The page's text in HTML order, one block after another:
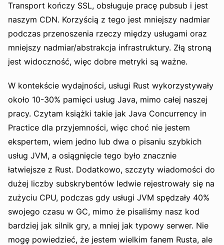
Transport kończy SSL, obsługuje pracę pubsub i jest
naszym CDN. Korzyścią z tego jest mniejszy nadmiar
podczas przenoszenia rzeczy między usługami oraz
mniejszy nadmiar/abstrakcja infrastruktury. Złą stroną
jest widoczność, więc dobre metryki są ważne.
W kontekście wydajności, usługi Rust wykorzystywały
około 10-30% pamięci usług Java, mimo całej naszej
pracy. Czytam książki takie jak Java Concurrency in
Practice dla przyjemności, więc choć nie jestem
ekspertem, wiem jedno lub dwa o pisaniu szybkich
usług JVM, a osiągnięcie tego było znacznie
łatwiejsze z Rust. Dodatkowo, szczyty wiadomości do
dużej liczby subskrybentów ledwie rejestrowały się na
zużyciu CPU, podczas gdy usługi JVM spędzały 40%
swojego czasu w GC, mimo że pisaliśmy nasz kod
bardziej jak silnik gry, a mniej jak typowy serwer. Nie
mogę powiedzieć, że jestem wielkim fanem Rusta, ale